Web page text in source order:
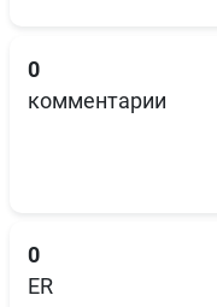
0
комментарии
0
ER